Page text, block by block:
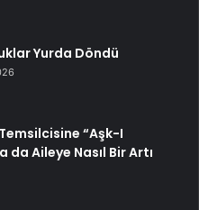
Yurda Döndü
“Aşk-I
da Aileye Nasıl Bir Artı